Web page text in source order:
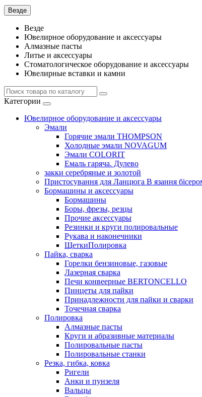
Везде
Везде
Ювелирное оборудование и аксессуары
Алмазные пасты
Литье и аксессуары
Стоматологическое оборудование и аксессуары
Ювелирные вставки и камни
Категории
Ювелирное оборудование и аксессуары
Эмали
Горячие эмали THOMPSON
Холодные эмали NOVAGUM
Эмали COLORIT
Емаль гаряча. Дулево
закки серебряные и золотой
Пристосування для Ланцюга В язання
Бормашины и аксессуары
Бормашины
Боры, фрезы, резцы
Прочие аксессуары
Резинки и круги полировальные
Рукава и наконечники
ЩеткиПолировка
Пайка, сварка
Горелки бензиновые, газовые
Лазерная сварка
Печи конвеерные BERTONCELLO
Пинцеты для пайки
Принадлежности для пайки и сварки
Точечная сварка
Полировка
Алмазные пасты
Круги и абразивные материалы
Полировальные пасты
Полировальные станки
Резка, гибка, ковка
Ригели
Анки и пунзеля
Вальцы